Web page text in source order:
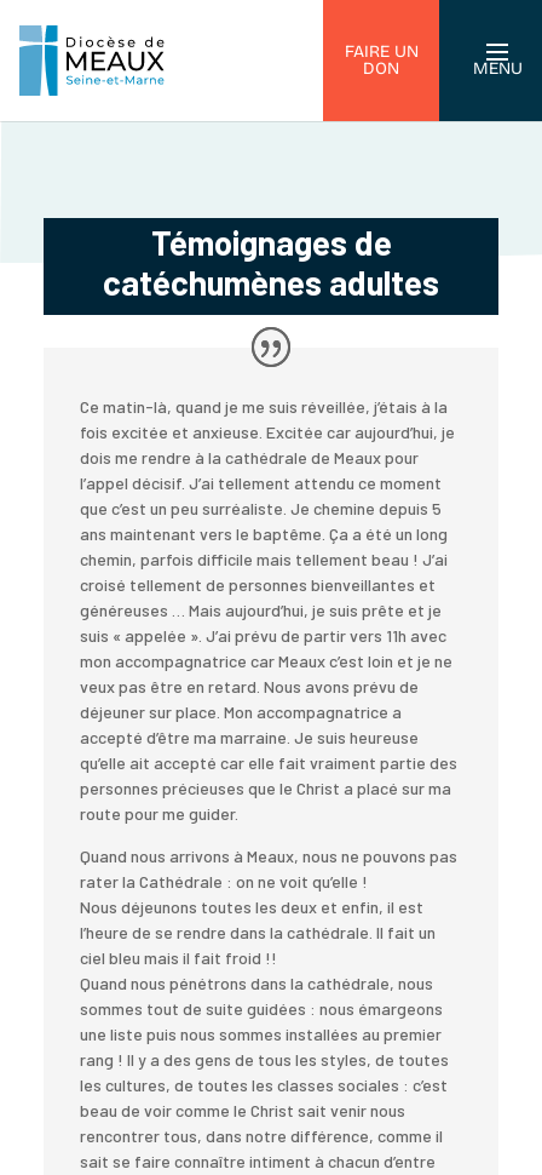
FAIRE UN
DON
MENU
Témoignages de
catéchumènes adultes
Ce matin-là, quand je me suis réveillée, j’étais à la
fois excitée et anxieuse. Excitée car aujourd’hui, je
dois me rendre à la cathédrale de Meaux pour
l’appel décisif. J’ai tellement attendu ce moment
que c’est un peu surréaliste. Je chemine depuis 5
ans maintenant vers le baptême. Ça a été un long
chemin, parfois difficile mais tellement beau ! J’ai
croisé tellement de personnes bienveillantes et
généreuses … Mais aujourd’hui, je suis prête et je
suis « appelée ». J’ai prévu de partir vers 11h avec
mon accompagnatrice car Meaux c’est loin et je ne
veux pas être en retard. Nous avons prévu de
déjeuner sur place. Mon accompagnatrice a
accepté d’être ma marraine. Je suis heureuse
qu’elle ait accepté car elle fait vraiment partie des
personnes précieuses que le Christ a placé sur ma
route pour me guider.
Quand nous arrivons à Meaux, nous ne pouvons pas
rater la Cathédrale : on ne voit qu’elle !
Nous déjeunons toutes les deux et enfin, il est
l’heure de se rendre dans la cathédrale. Il fait un
ciel bleu mais il fait froid !!
Quand nous pénétrons dans la cathédrale, nous
sommes tout de suite guidées : nous émargeons
une liste puis nous sommes installées au premier
rang ! Il y a des gens de tous les styles, de toutes
les cultures, de toutes les classes sociales : c’est
beau de voir comme le Christ sait venir nous
rencontrer tous, dans notre différence, comme il
sait se faire connaître intiment à chacun d’entre